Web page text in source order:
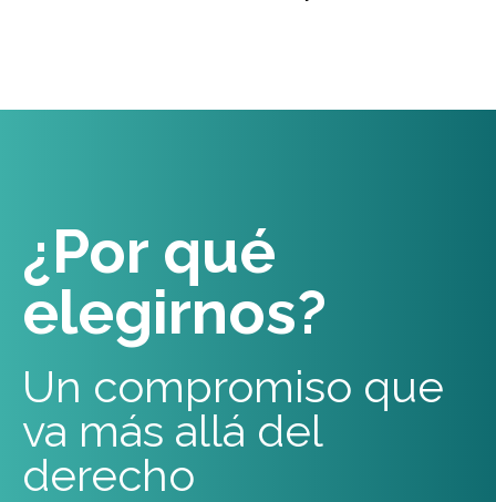
¿Por qué
elegirnos?
Un compromiso que
va más allá del
derecho